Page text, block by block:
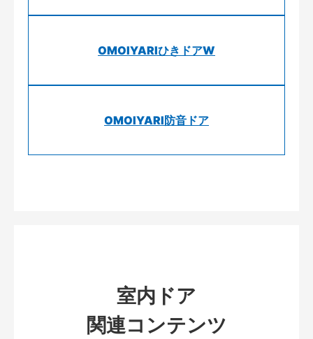
OMOIYARIひきドアW
OMOIYARI防音ドア
室内ドア
関連コンテンツ